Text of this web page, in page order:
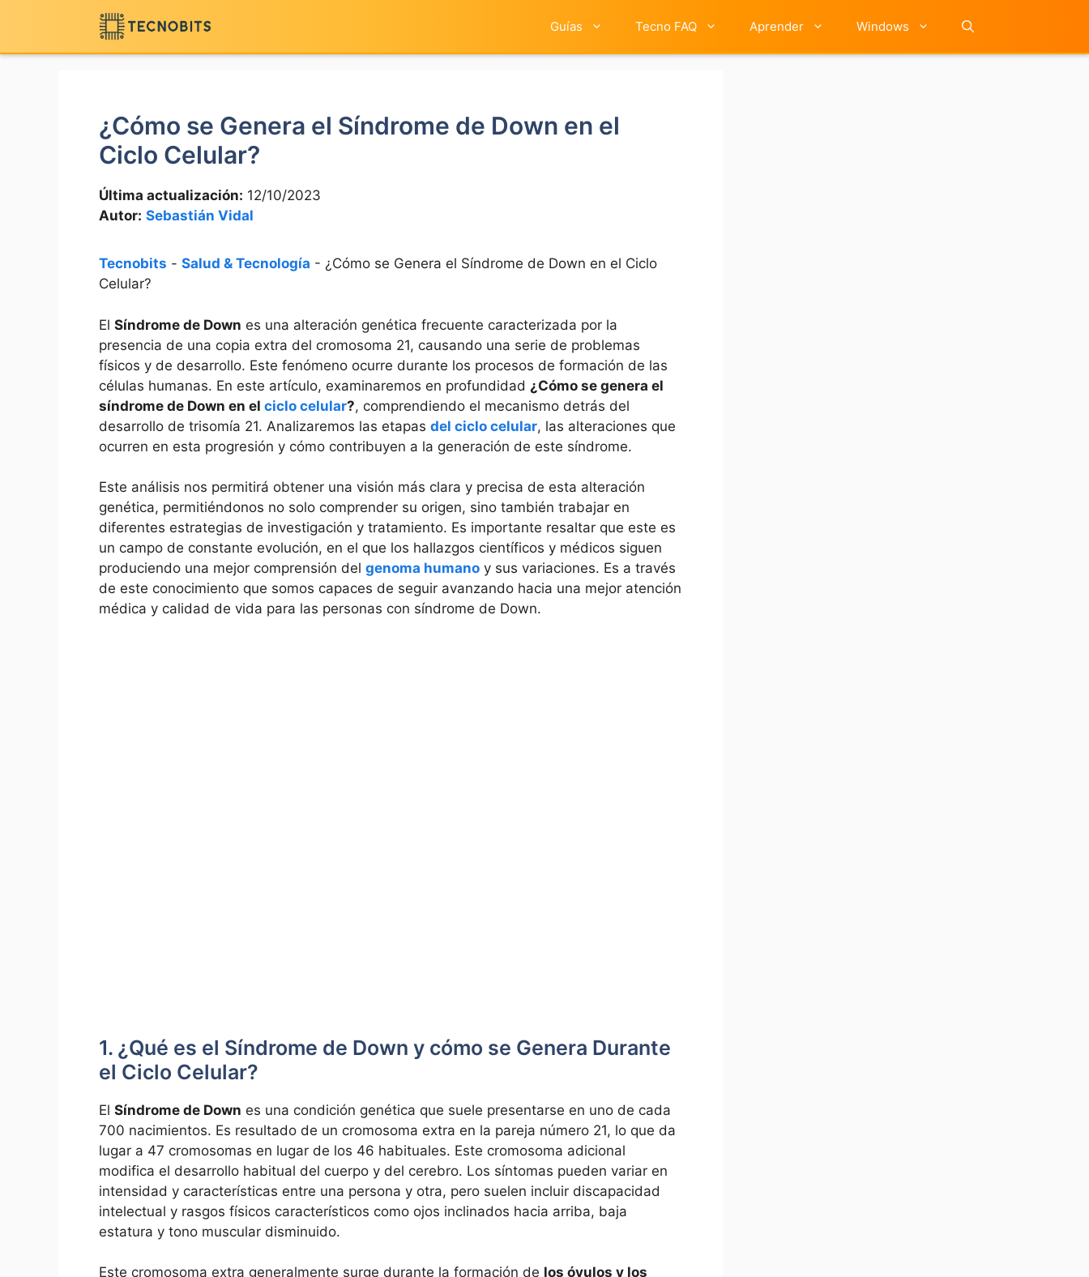
contenido
Guías Tecno FAQ Aprender Windows
¿Cómo se Genera el Síndrome de Down en el
Ciclo Celular?
Última actualización: 12/10/2023
Autor: Sebastián Vidal
Tecnobits - Salud & Tecnología - ¿Cómo se Genera el Síndrome de Down en el Ciclo
Celular?
El Síndrome de Down es una alteración genética frecuente caracterizada por la
presencia de una copia extra del⁣ cromosoma⁢ 21, ‌causando una serie de problemas
físicos ⁣y de desarrollo. Este⁢ fenómeno ocurre durante los procesos de‌ formación⁣ de las ​
células humanas. En este artículo, ‍examinaremos en profundidad ¿Cómo se genera el
síndrome de Down en el ciclo celular?, comprendiendo el mecanismo detrás del
desarrollo ⁤de trisomía 21. Analizaremos las etapas del ciclo celular, las alteraciones ⁤que
ocurren en esta progresión y cómo contribuyen⁤ a la generación de este síndrome.
Este ‍análisis‍ nos permitirá‌ obtener una⁢ visión más⁢ clara ⁤y precisa de esta alteración
genética, permitiéndonos no solo comprender su origen, sino también‌ trabajar en
diferentes⁤ estrategias de investigación y ‌tratamiento. Es importante resaltar que este es
un campo de constante evolución, en ⁣el que los hallazgos‌ científicos y médicos siguen
produciendo una mejor comprensión del genoma humano y sus variaciones. Es​ a ⁣través
de este conocimiento que somos capaces de seguir​ avanzando hacia una mejor atención
médica y calidad ‍de ‍vida para las personas ​con síndrome de Down.
1. ¿Qué es el Síndrome de Down y⁢ cómo se Genera Durante⁣
el Ciclo‍ Celular?
El Síndrome de Down es una ​condición genética que suele presentarse en uno‍ de cada
700 nacimientos.⁢ Es resultado de un cromosoma extra en⁢ la pareja número‌ 21, lo que da
lugar a 47 cromosomas en lugar de ‍los 46 habituales. Este ⁤cromosoma ⁢adicional ​
modifica ‌el desarrollo habitual del cuerpo y del​ cerebro. Los síntomas pueden variar en‍
intensidad ​y ⁢características​ entre una persona y otra, pero suelen ‌incluir⁢ discapacidad ​
intelectual y rasgos físicos característicos como ojos⁢ inclinados hacia arriba, ⁤baja
estatura y tono muscular ​disminuido.
Este cromosoma extra ⁣generalmente surge durante la ⁣formación‍ de los óvulos‌ y los⁢